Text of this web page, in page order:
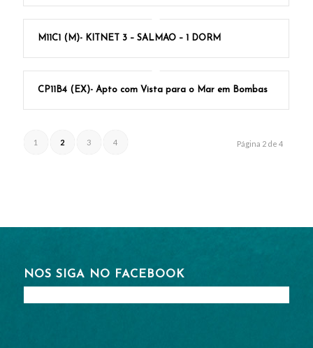
M11C1 (M)- KITNET 3 – SALMAO – 1 DORM
CP11B4 (EX)- Apto com Vista para o Mar em Bombas
Página 2 de 4
1 2 3 4
NOS SIGA NO FACEBOOK